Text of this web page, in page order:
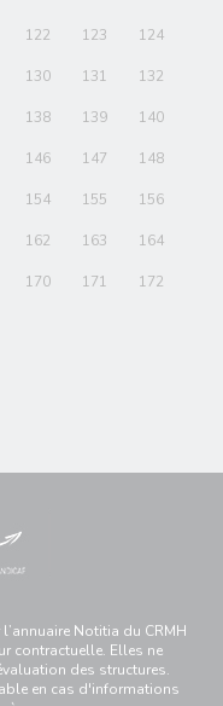
122 123 124
130 131 132
138 139 140
146 147 148
154 155 156
162 163 164
170 171 172
Notitia du CRMH
contractuelle. Elles ne
des structures.
en cas d'informations